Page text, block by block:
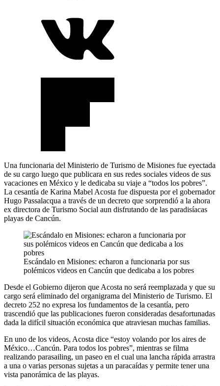
Una funcionaria del Ministerio de Turismo de Misiones fue eyectada
de su cargo luego que publicara en sus redes sociales videos de sus
vacaciones en México y le dedicaba su viaje a “todos los pobres”.
La cesantía de Karina Mabel Acosta fue dispuesta por el gobernador
Hugo Passalacqua a través de un decreto que sorprendió a la ahora
ex directora de Turismo Social aun disfrutando de las paradisíacas
playas de Cancún.
Escándalo en Misiones: echaron a funcionaria por sus
polémicos videos en Cancún que dedicaba a los pobres
Desde el Gobierno dijeron que Acosta no será reemplazada y que su
cargo será eliminado del organigrama del Ministerio de Turismo. El
decreto 252 no expresa los fundamentos de la cesantía, pero
trascendió que las publicaciones fueron consideradas desafortunadas
dada la difícil situación económica que atraviesan muchas familias.
En uno de los videos, Acosta dice “estoy volando por los aires de
México…Cancún. Para todos los pobres”, mientras se filma
realizando parasailing, un paseo en el cual una lancha rápida arrastra
a una o varias personas sujetas a un paracaídas y permite tener una
vista panorámica de las playas.